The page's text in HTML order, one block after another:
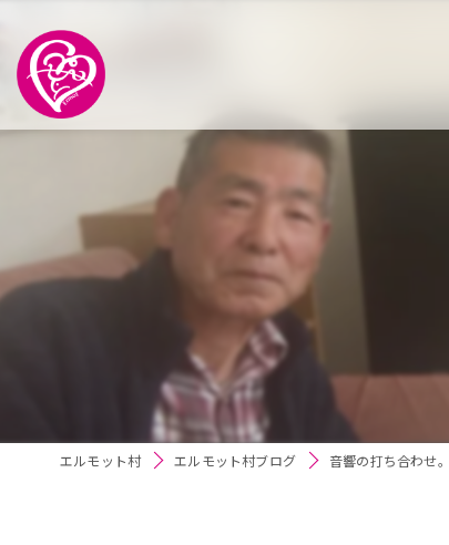
エルモット村 エルモット村ブログ 音響の打ち合わせ。